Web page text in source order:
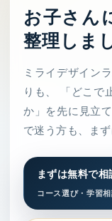
お子さん
整理しま
ミライデザイン
りも、 「どこで
か」を先に見立
で迷う方も、ま
まずは無料で相
コース選び・学習